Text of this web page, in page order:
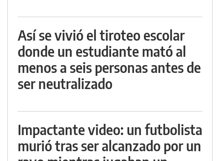
Así se vivió el tiroteo escolar
donde un estudiante mató al
menos a seis personas antes de
ser neutralizado
Impactante video: un futbolista
murió tras ser alcanzado por un